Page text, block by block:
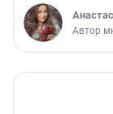
Автор